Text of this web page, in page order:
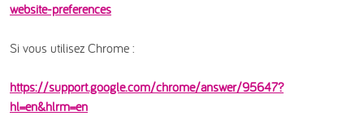
website-preferences
Si vous utilisez Chrome :
https://support.google.com/chrome/answer/95647?
hl=en&hlrm=en